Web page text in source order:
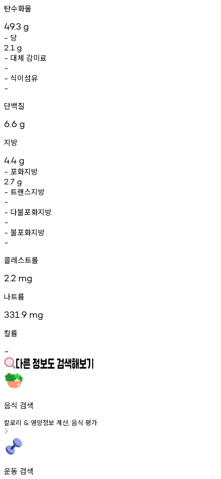
탄수화물
49.3 g
- 당
2.1 g
- 대체 감미료
-
- 식이섬유
-
단백질
6.6 g
지방
4.4 g
- 포화지방
2.7 g
- 트랜스지방
-
- 다불포화지방
-
- 불포화지방
-
콜레스트롤
2.2 mg
나트륨
331.9 mg
칼륨
-
음식 검색
칼로리 & 영양정보 계산, 음식 평가
운동 검색